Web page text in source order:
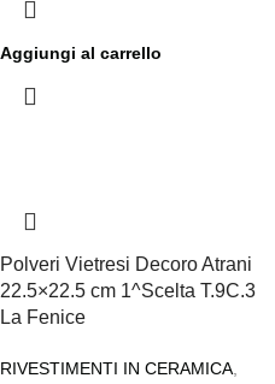
Aggiungi al carrello
Polveri Vietresi Decoro Atrani
22.5×22.5 cm 1^Scelta T.9C.3
La Fenice
RIVESTIMENTI IN CERAMICA